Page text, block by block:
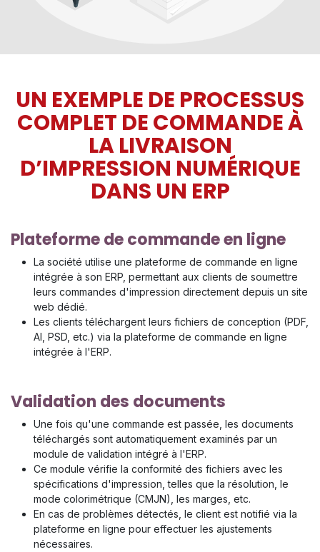
UN EXEMPLE DE PROCESSUS
COMPLET DE COMMANDE À
LA LIVRAISON
D’IMPRESSION NUMÉRIQUE
DANS UN ERP
Plateforme de commande en ligne
La société utilise une plateforme de commande en ligne
intégrée à son ERP, permettant aux clients de soumettre
leurs commandes d'impression directement depuis un site
web dédié.
Les clients téléchargent leurs fichiers de conception (PDF,
AI, PSD, etc.) via la plateforme de commande en ligne
intégrée à l'ERP.
Validation des documents
Une fois qu'une commande est passée, les documents
téléchargés sont automatiquement examinés par un
module de validation intégré à l'ERP.
Ce module vérifie la conformité des fichiers avec les
spécifications d'impression, telles que la résolution, le
mode colorimétrique (CMJN), les marges, etc.
En cas de problèmes détectés, le client est notifié via la
plateforme en ligne pour effectuer les ajustements
nécessaires.